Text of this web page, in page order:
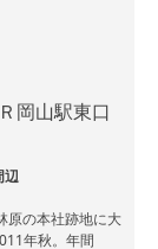
岡山駅東口
辺
原の本社跡地に大
年秋。年間